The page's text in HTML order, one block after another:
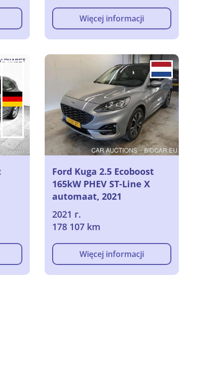
Więcej informacji
Ford Kuga 2.5 Ecoboost
165kW PHEV ST-Line X
automaat, 2021
2021 г.
178 107 km
Więcej informacji